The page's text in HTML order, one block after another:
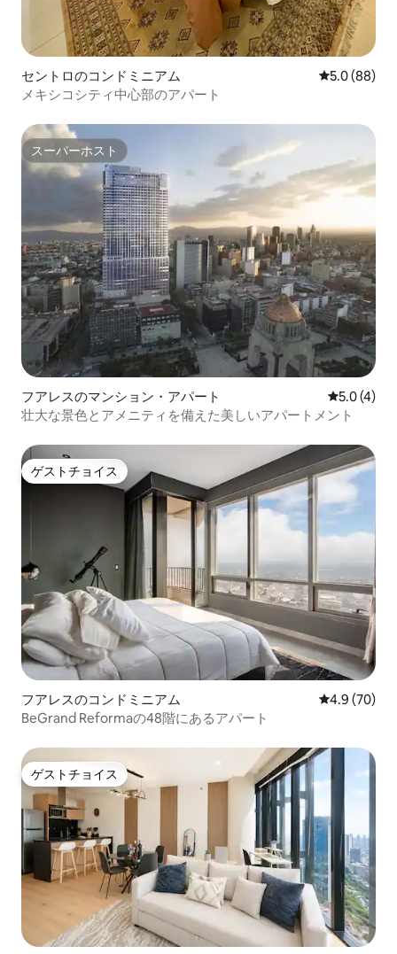
セントロのコンドミニアム レビュー88
5.0 (88)
メキシコシティ中心部のアパート
スーパーホスト
スーパーホスト
フアレスのマンション・アパート レビュー4
5.0 (4)
壮大な景色とアメニティを備えた美しいアパートメント
ゲストチョイス
ゲストチョイス
フアレスのコンドミニアム レビュー70
4.9 (70)
BeGrand Reformaの48階にあるアパート
ゲストチョイス
ゲストチョイス